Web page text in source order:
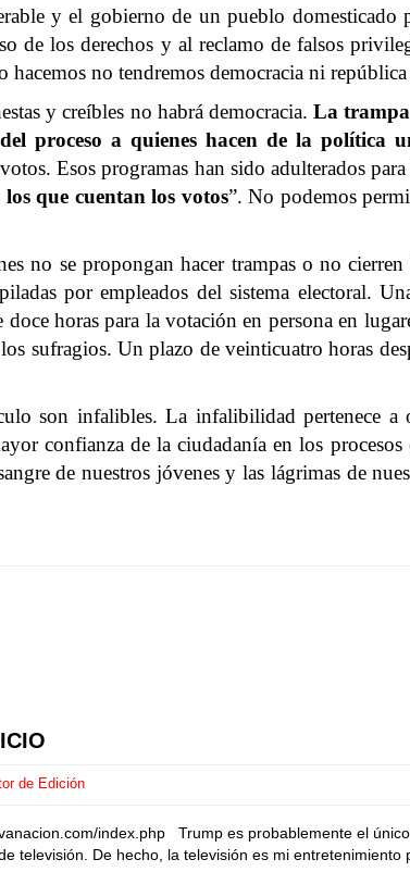
y el gobierno de un pueblo domesticado
de los derechos y al reclamo de falsos
no tendremos democracia ni
y creíbles no habrá democracia.La trampa
proceso a quienes hacen de la política
Esos programas han sido adulterados
que cuentan los votos”. No podemos
no se propongan hacer trampas o no
por empleados del sistema electoral.
horas para la votación en persona en
sufragios. Un plazo de veinticuatro horas
son infalibles. La infalibilidad pertenece a
confianza de la ciudadanía en los procesos
de nuestros jóvenes y las lágrimas de
de Edición
index.php Trump es probablemente el
televisión. De hecho, la televisión es mi entretenimiento